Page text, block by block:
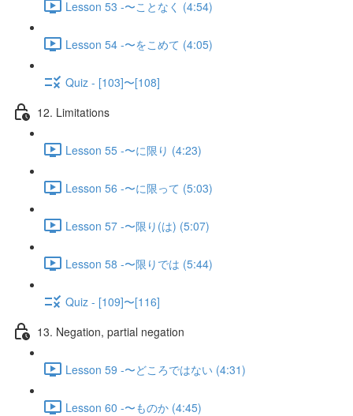
Lesson 53 -〜ことなく (4:54)
Lesson 54 -〜をこめて (4:05)
Quiz - [103]〜[108]
12. Limitations
Lesson 55 -〜に限り (4:23)
Lesson 56 -〜に限って (5:03)
Lesson 57 -〜限り(は) (5:07)
Lesson 58 -〜限りでは (5:44)
Quiz - [109]〜[116]
13. Negation, partial negation
Lesson 59 -〜どころではない (4:31)
Lesson 60 -〜ものか (4:45)